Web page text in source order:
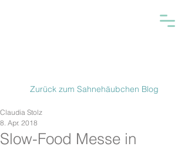
Zurück zum Sahnehäubchen Blog
Slow-Food Messe in
Claudia Stolz
8. Apr. 2018